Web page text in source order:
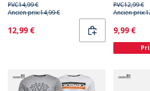
PVC14,99 €
Ancien prix:14,99 €
Current
12,99 €
PVC12,99 €
Ancien prix:
Current
9,99 €